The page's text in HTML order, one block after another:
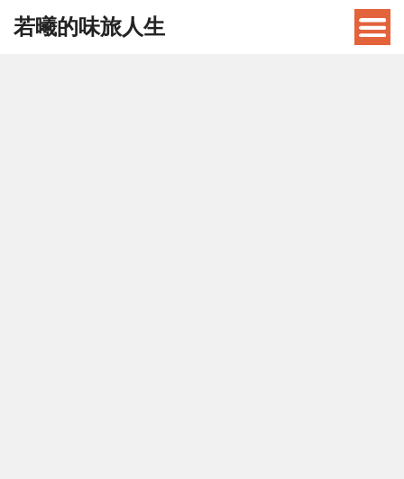
若曦的味旅人生